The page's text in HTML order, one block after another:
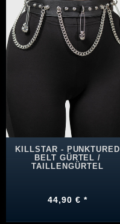
KILLSTAR - PUNKTURED
BELT GÜRTEL /
TAILLENGÜRTEL
44,90 € *